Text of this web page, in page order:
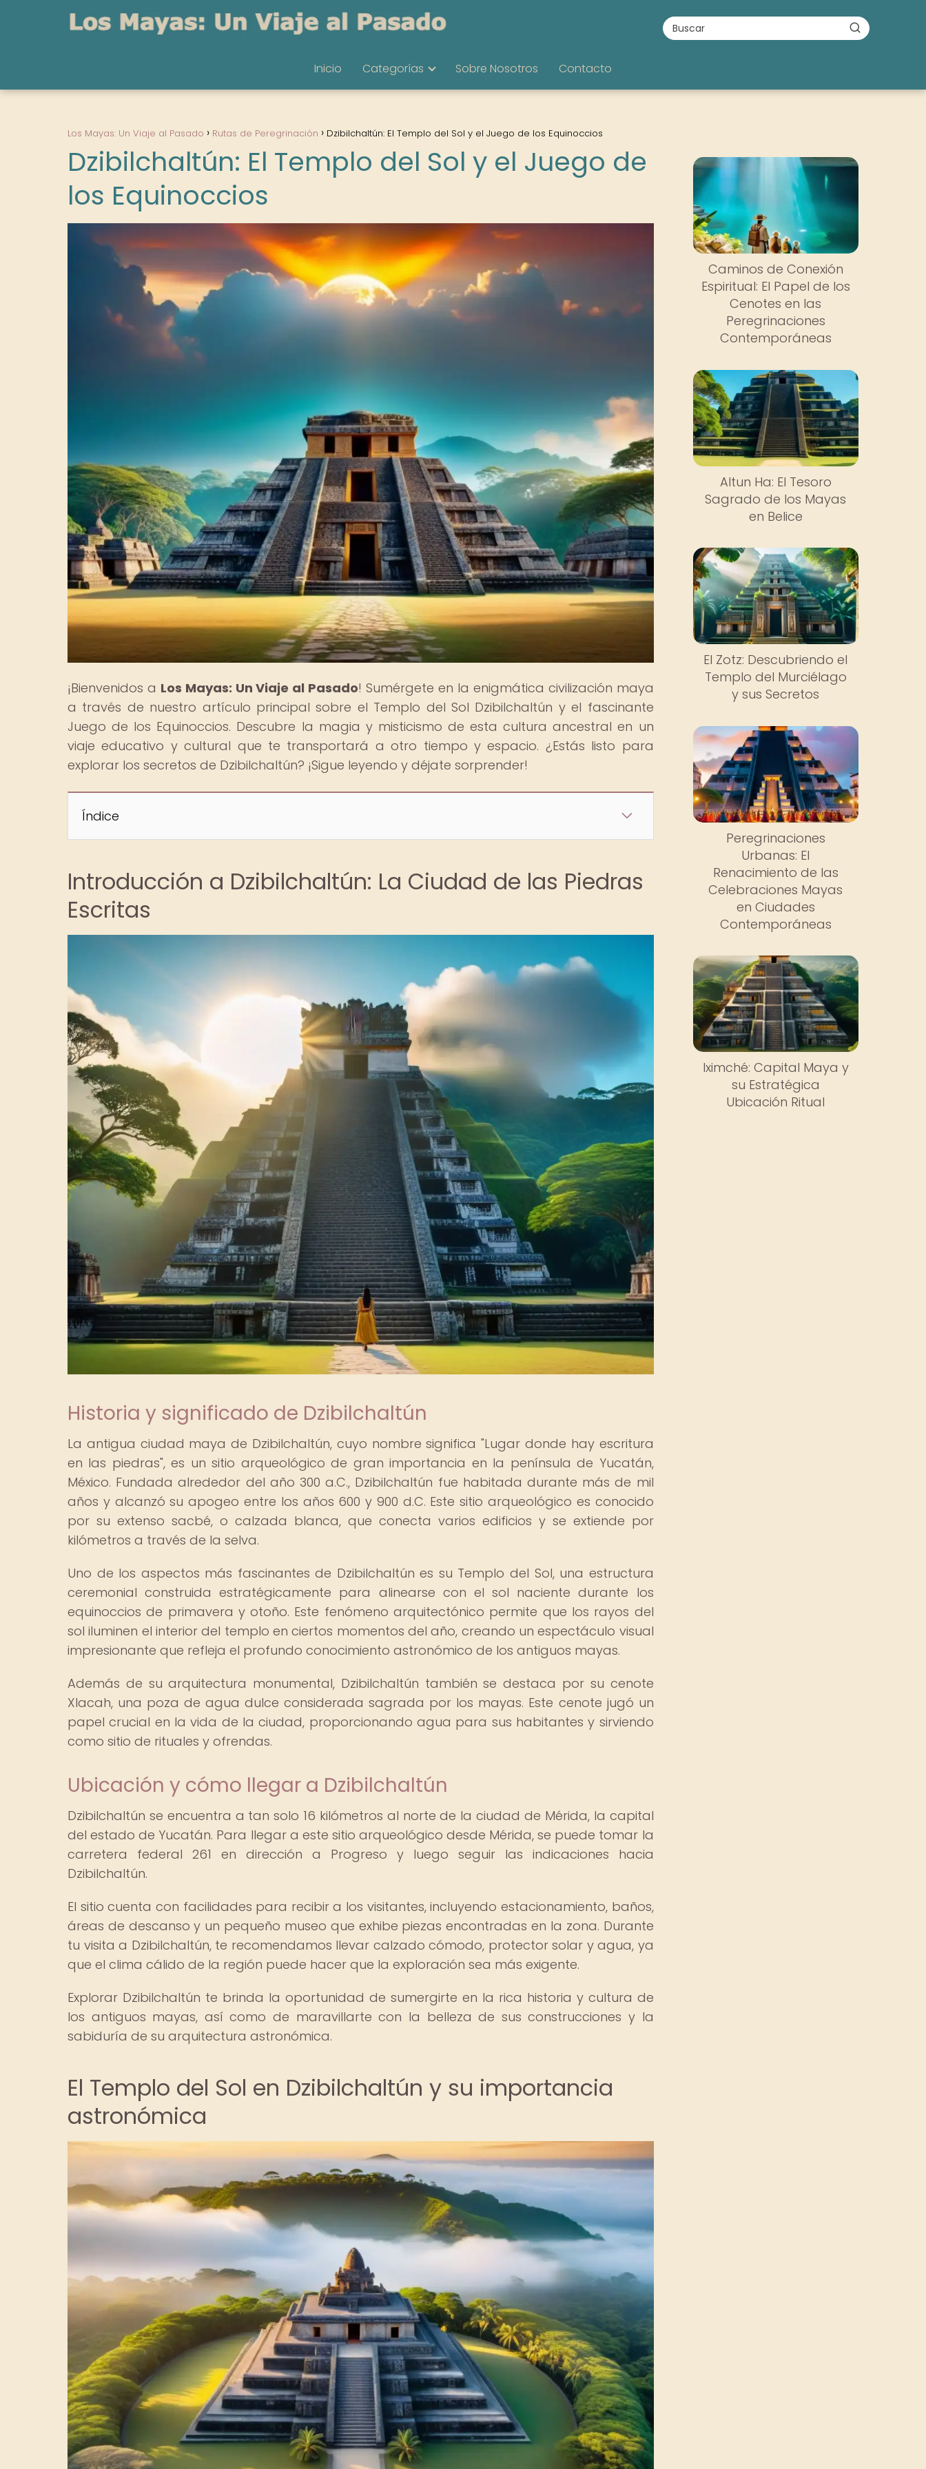
Inicio Categorías Sobre Nosotros Contacto
Los Mayas: Un Viaje al Pasado Rutas de Peregrinación Dzibilchaltún: El Templo del Sol y el Juego de los Equinoccios
Dzibilchaltún: El Templo del Sol y el Juego de
los Equinoccios
¡Bienvenidos a Los Mayas: Un Viaje al Pasado! Sumérgete en la enigmática civilización maya
a través de nuestro artículo principal sobre el Templo del Sol Dzibilchaltún y el fascinante
Juego de los Equinoccios. Descubre la magia y misticismo de esta cultura ancestral en un
viaje educativo y cultural que te transportará a otro tiempo y espacio. ¿Estás listo para
explorar los secretos de Dzibilchaltún? ¡Sigue leyendo y déjate sorprender!
Índice
Introducción a Dzibilchaltún: La Ciudad de las Piedras
Escritas
Historia y significado de Dzibilchaltún
La antigua ciudad maya de Dzibilchaltún, cuyo nombre significa "Lugar donde hay escritura
en las piedras", es un sitio arqueológico de gran importancia en la península de Yucatán,
México. Fundada alrededor del año 300 a.C., Dzibilchaltún fue habitada durante más de mil
años y alcanzó su apogeo entre los años 600 y 900 d.C. Este sitio arqueológico es conocido
por su extenso sacbé, o calzada blanca, que conecta varios edificios y se extiende por
kilómetros a través de la selva.
Uno de los aspectos más fascinantes de Dzibilchaltún es su Templo del Sol, una estructura
ceremonial construida estratégicamente para alinearse con el sol naciente durante los
equinoccios de primavera y otoño. Este fenómeno arquitectónico permite que los rayos del
sol iluminen el interior del templo en ciertos momentos del año, creando un espectáculo visual
impresionante que refleja el profundo conocimiento astronómico de los antiguos mayas.
Además de su arquitectura monumental, Dzibilchaltún también se destaca por su cenote
Xlacah, una poza de agua dulce considerada sagrada por los mayas. Este cenote jugó un
papel crucial en la vida de la ciudad, proporcionando agua para sus habitantes y sirviendo
como sitio de rituales y ofrendas.
Ubicación y cómo llegar a Dzibilchaltún
Dzibilchaltún se encuentra a tan solo 16 kilómetros al norte de la ciudad de Mérida, la capital
del estado de Yucatán. Para llegar a este sitio arqueológico desde Mérida, se puede tomar la
carretera federal 261 en dirección a Progreso y luego seguir las indicaciones hacia
Dzibilchaltún.
El sitio cuenta con facilidades para recibir a los visitantes, incluyendo estacionamiento, baños,
áreas de descanso y un pequeño museo que exhibe piezas encontradas en la zona. Durante
tu visita a Dzibilchaltún, te recomendamos llevar calzado cómodo, protector solar y agua, ya
que el clima cálido de la región puede hacer que la exploración sea más exigente.
Explorar Dzibilchaltún te brinda la oportunidad de sumergirte en la rica historia y cultura de
los antiguos mayas, así como de maravillarte con la belleza de sus construcciones y la
sabiduría de su arquitectura astronómica.
El Templo del Sol en Dzibilchaltún y su importancia
astronómica
Caminos de Conexión
Espiritual: El Papel de los
Cenotes en las
Peregrinaciones
Contemporáneas
Altun Ha: El Tesoro
Sagrado de los Mayas
en Belice
El Zotz: Descubriendo el
Templo del Murciélago
y sus Secretos
Peregrinaciones
Urbanas: El
Renacimiento de las
Celebraciones Mayas
en Ciudades
Contemporáneas
Iximché: Capital Maya y
su Estratégica
Ubicación Ritual